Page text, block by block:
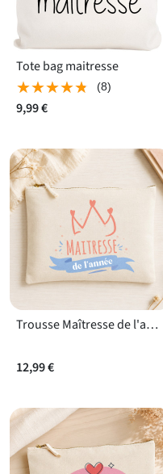
Tote bag maitresse
★★★★★
★★★★★ (8)
9,99 €
Trousse Maîtresse de l'année
12,99 €